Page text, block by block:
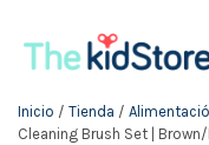
Inicio / Tienda /
Cleaning Brush Set | Brown/